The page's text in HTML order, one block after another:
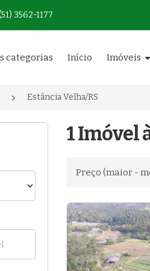
3562-1177
categorias Início Imóveis
Estância Velha/RS
1 Imóvel
Ordenar por